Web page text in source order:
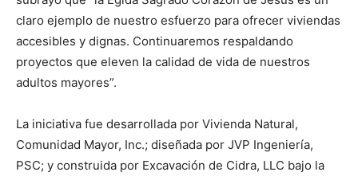
claro ejemplo de nuestro esfuerzo para ofrecer viviendas
accesibles y dignas. Continuaremos respaldando
proyectos que eleven la calidad de vida de nuestros
adultos mayores”.
La iniciativa fue desarrollada por Vivienda Natural,
Comunidad Mayor, Inc.; diseñada por JVP Ingeniería,
PSC; y construida por Excavación de Cidra, LLC bajo la